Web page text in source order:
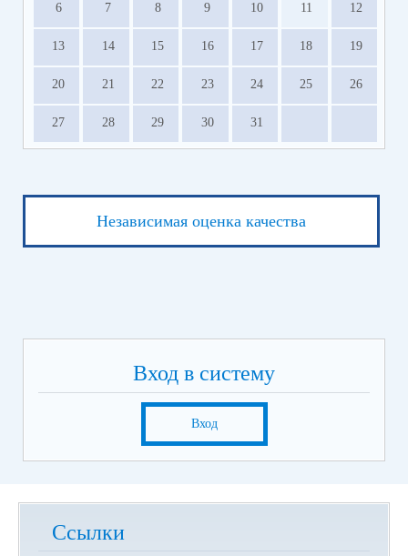
6 7 8 9 10 11 12
13 14 15 16 17 18 19
20 21 22 23 24 25 26
27 28 29 30 31
Независимая оценка качества
Вход в систему
Вход
Ссылки